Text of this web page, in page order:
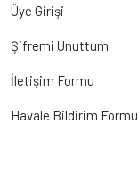
Üye Girişi
Şifremi Unuttum
İletişim Formu
Havale Bildirim Formu